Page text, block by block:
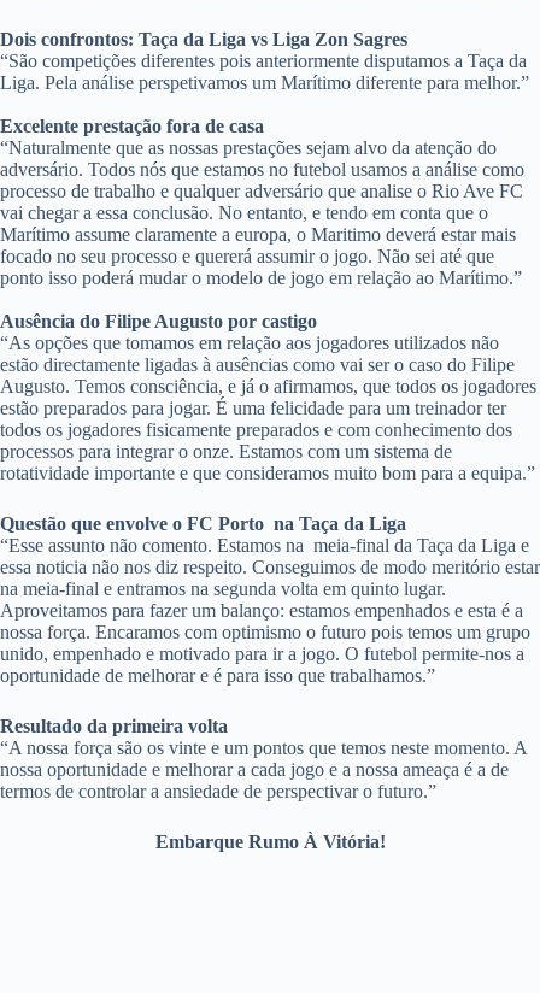
Dois confrontos: Taça da Liga vs Liga Zon Sagres
“São competições diferentes pois anteriormente disputamos a Taça da
Liga. Pela análise perspetivamos um Marítimo diferente para melhor.”
Excelente prestação fora de casa
“Naturalmente que as nossas prestações sejam alvo da atenção do
adversário. Todos nós que estamos no futebol usamos a análise como
processo de trabalho e qualquer adversário que analise o Rio Ave FC
vai chegar a essa conclusão. No entanto, e tendo em conta que o
Marítimo assume claramente a europa, o Maritimo deverá estar mais
focado no seu processo e quererá assumir o jogo. Não sei até que
ponto isso poderá mudar o modelo de jogo em relação ao Marítimo.”
Ausência do Filipe Augusto por castigo
“As opções que tomamos em relação aos jogadores utilizados não
estão directamente ligadas à ausências como vai ser o caso do Filipe
Augusto. Temos consciência, e já o afirmamos, que todos os jogadores
estão preparados para jogar. É uma felicidade para um treinador ter
todos os jogadores fisicamente preparados e com conhecimento dos
processos para integrar o onze. Estamos com um sistema de
rotatividade importante e que consideramos muito bom para a equipa.”
Questão que envolve o FC Porto na Taça da Liga
“Esse assunto não comento. Estamos na meia-final da Taça da Liga e
essa noticia não nos diz respeito. Conseguimos de modo meritório estar
na meia-final e entramos na segunda volta em quinto lugar.
Aproveitamos para fazer um balanço: estamos empenhados e esta é a
nossa força. Encaramos com optimismo o futuro pois temos um grupo
unido, empenhado e motivado para ir a jogo. O futebol permite-nos a
oportunidade de melhorar e é para isso que trabalhamos.”
Resultado da primeira volta
“A nossa força são os vinte e um pontos que temos neste momento. A
nossa oportunidade e melhorar a cada jogo e a nossa ameaça é a de
termos de controlar a ansiedade de perspectivar o futuro.”
Embarque Rumo À Vitória!